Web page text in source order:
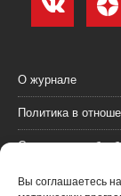
Вы соглашаетесь
О журнале
Политика в
Согласие на